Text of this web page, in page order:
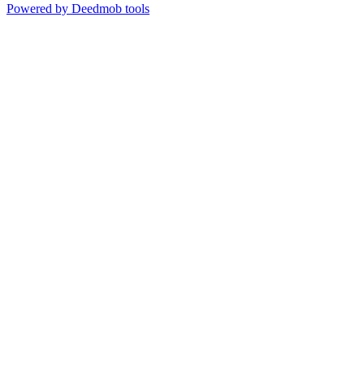
Powered by Deedmob tools